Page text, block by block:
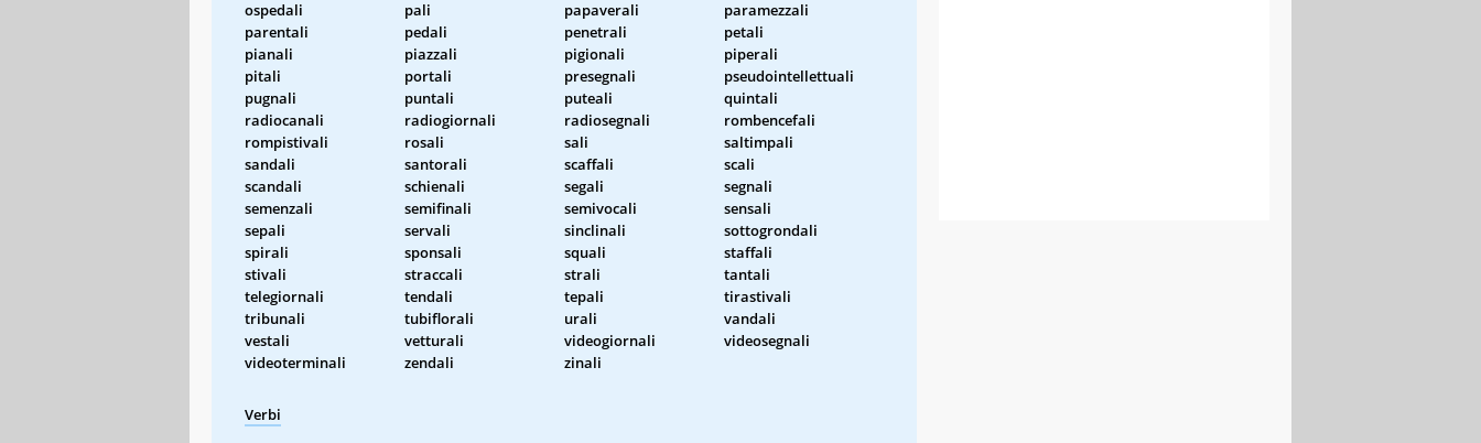
ospedali
pali papaverali
paramezzali
parentali
pedali penetrali
petali
pianali
piazzali pigionali
piperali
pitali
portali presegnali
pseudointellettuali
pugnali
puntali puteali
quintali
radiocanali
radiogiornali radiosegnali
rombencefali
rompistivali
rosali sali
saltimpali
sandali
santorali scaffali
scali
scandali
schienali segali
segnali
semenzali
semifinali semivocali
sensali
sepali
servali sinclinali
sottogrondali
spirali
sponsali squali
staffali
stivali
straccali strali
tantali
telegiornali
tendali tepali
tirastivali
tribunali
tubiflorali urali
vandali
vestali
vetturali videogiornali
videosegnali
videoterminali
zendali zinali
Verbi